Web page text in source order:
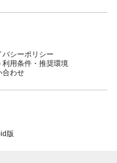
バシーポリシー
利用条件・推奨環境
合わせ
版